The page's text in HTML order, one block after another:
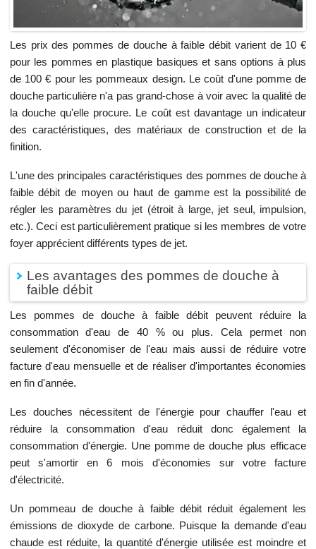
Les prix des pommes de douche à faible débit varient de 10 €
pour les pommes en plastique basiques et sans options à plus
de 100 € pour les pommeaux design. Le coût d'une pomme de
douche particulière n'a pas grand-chose à voir avec la qualité de
la douche qu'elle procure. Le coût est davantage un indicateur
des caractéristiques, des matériaux de construction et de la
finition.
L'une des principales caractéristiques des pommes de douche à
faible débit de moyen ou haut de gamme est la possibilité de
régler les paramètres du jet (étroit à large, jet seul, impulsion,
etc.). Ceci est particulièrement pratique si les membres de votre
foyer apprécient différents types de jet.
Les avantages des pommes de douche à
faible débit
Les pommes de douche à faible débit peuvent réduire la
consommation d'eau de 40 % ou plus. Cela permet non
seulement d'économiser de l'eau mais aussi de réduire votre
facture d'eau mensuelle et de réaliser d'importantes économies
en fin d'année.
Les douches nécessitent de l'énergie pour chauffer l'eau et
réduire la consommation d'eau réduit donc également la
consommation d'énergie. Une pomme de douche plus efficace
peut s'amortir en 6 mois d'économies sur votre facture
d'électricité.
Un pommeau de douche à faible débit réduit également les
émissions de dioxyde de carbone. Puisque la demande d'eau
chaude est réduite, la quantité d'énergie utilisée est moindre et